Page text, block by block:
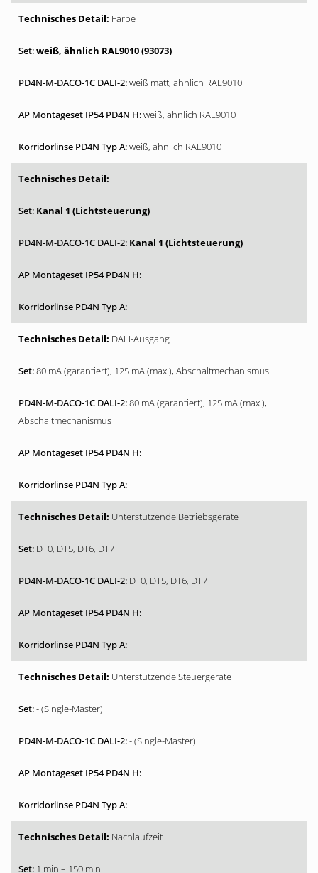
Farbe
weiß, ähnlich RAL9010 (93073)
weiß matt, ähnlich RAL9010
weiß, ähnlich RAL9010
weiß, ähnlich RAL9010
Kanal 1 (Lichtsteuerung)
Kanal 1 (Lichtsteuerung)
DALI-Ausgang
80 mA (garantiert), 125 mA (max.), Abschaltmechanismus
80 mA (garantiert), 125 mA (max.),
Abschaltmechanismus
Unterstützende Betriebsgeräte
DT0, DT5, DT6, DT7
DT0, DT5, DT6, DT7
Unterstützende Steuergeräte
- (Single-Master)
- (Single-Master)
Nachlaufzeit
1 min – 150 min